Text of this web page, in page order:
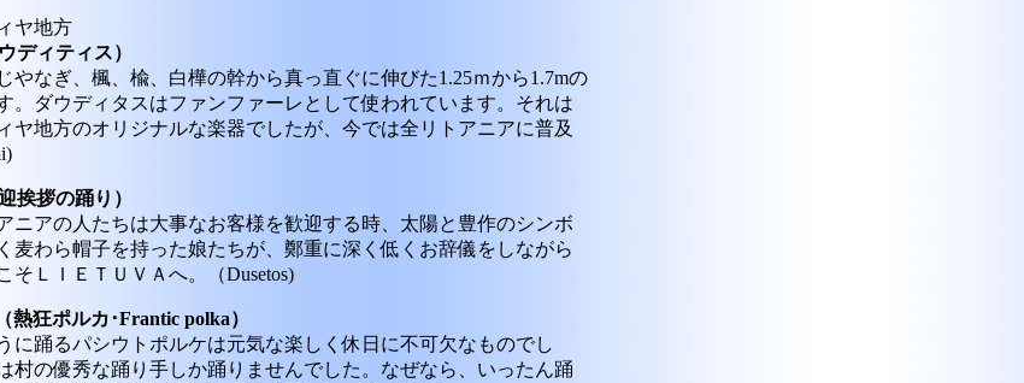
ヤ地方
ディティス）
やなぎ、楓、楡、白樺の幹から真っ直ぐに伸びた1.25ｍから1.7mの
。ダウディタスはファンファーレとして使われています。それは
ヤ地方のオリジナルな楽器でしたが、今では全リトアニアに普及
挨拶の踊り）
ニアの人たちは大事なお客様を歓迎する時、太陽と豊作のシンボ
麦わら帽子を持った娘たちが、鄭重に深く低くお辞儀をしながら
そＬＩＥＴＵＶＡへ。（Dusetos)
狂ポルカ･Frantic polka）
に踊るパシウトポルケは元気な楽しく休日に不可欠なものでし
村の優秀な踊り手しか踊りませんでした。なぜなら、いったん踊